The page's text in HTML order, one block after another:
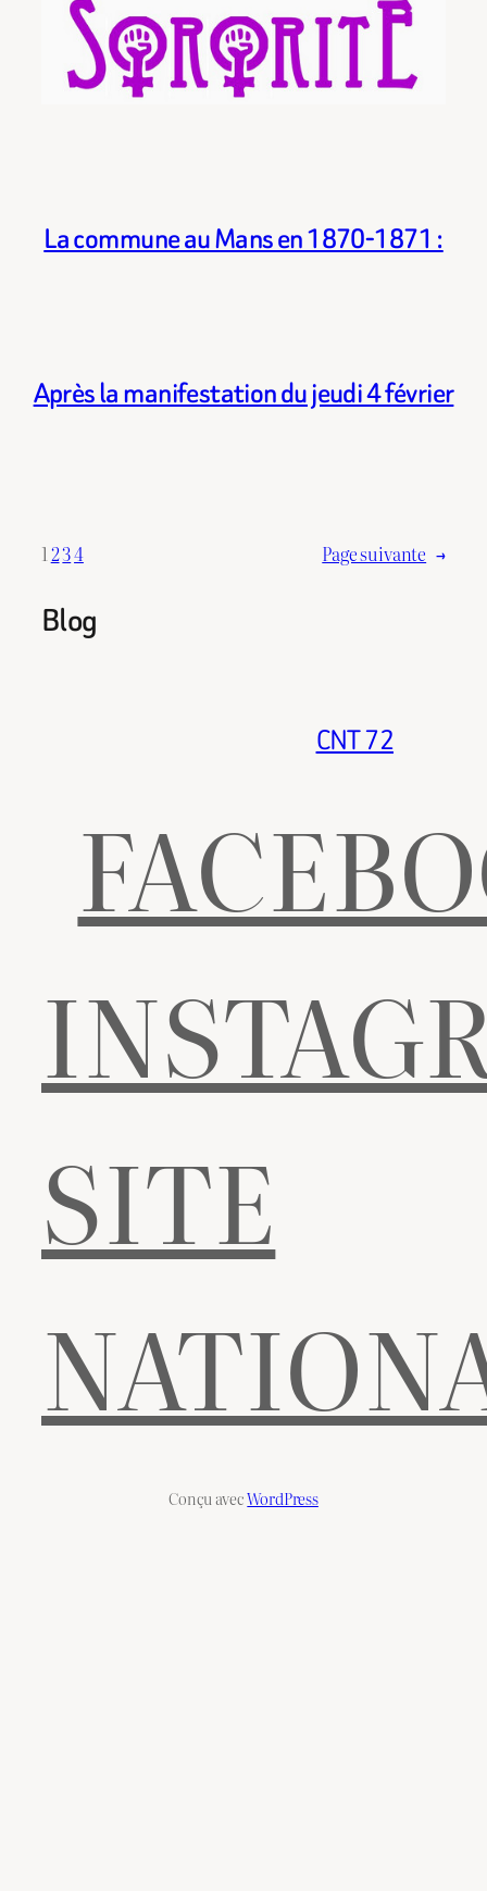
La commune au Mans en 1870-1871 :
Après la manifestation du jeudi 4 février
1 234 Page suivante →
Blog
CNT 72
SITE
Conçu avecWordPress